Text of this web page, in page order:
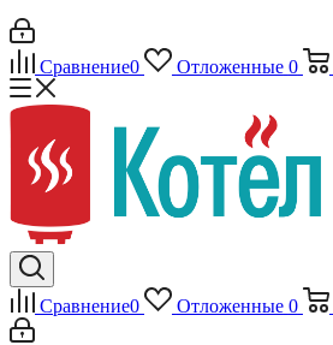
Сравнение0 Отложенные 0
Сравнение0 Отложенные 0